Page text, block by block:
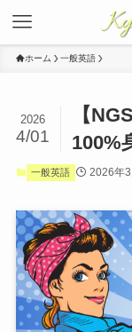
ホーム 一般英語
【
100%
2026
4/01
一般英語 2026年3